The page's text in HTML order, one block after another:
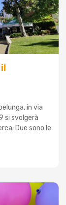
in via
si svolgerà
Due sono le